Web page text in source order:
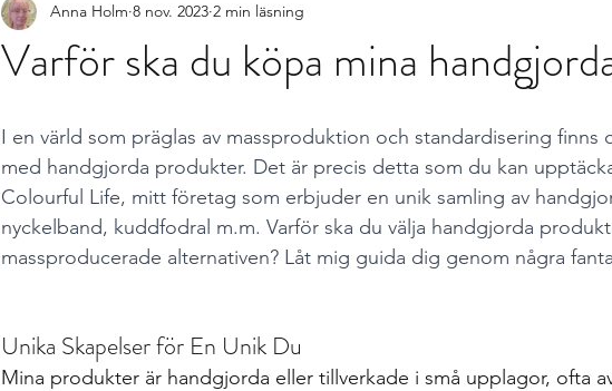
Varför ska du köpa mina
Anna Holm 8 nov. 2023 2 min läsning
I en värld som präglas av massproduktion och standardisering
med handgjorda produkter. Det är precis detta som du kan
Colourful Life, mitt företag som erbjuder en unik samling av
nyckelband, kuddfodral m.m. Varför ska du välja handgjorda
massproducerade alternativen? Låt mig guida dig genom några
Unika Skapelser för En Unik Du
Mina produkter är handgjorda eller tillverkade i små upplagor, ofta